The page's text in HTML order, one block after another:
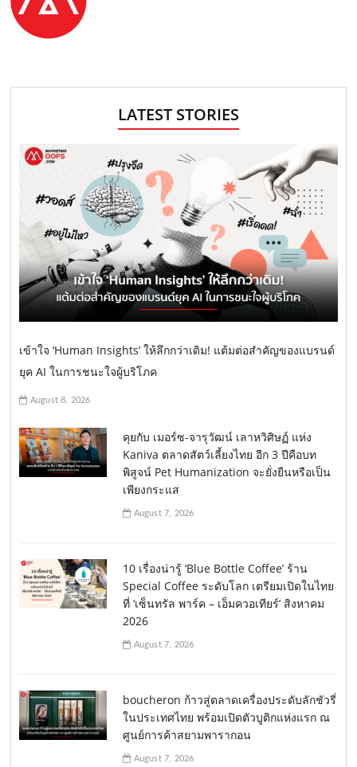
LATEST STORIES
เข้าใจ ‘Human Insights’ ให้ลึกกว่าเดิม! แต้มต่อสำคัญของแบรนด์
ยุค AI ในการชนะใจผู้บริโภค
August 8, 2026
คุยกับ เมอร์ซ-จารุวัฒน์ เลาหวิศิษฏ์ แห่ง
Kaniva ตลาดสัตว์เลี้ยงไทย อีก 3 ปีคือบท
พิสูจน์ Pet Humanization จะยั่งยืนหรือเป็น
เพียงกระแส
August 7, 2026
10 เรื่องน่ารู้ ‘Blue Bottle Coffee’ ร้าน
Special Coffee ระดับโลก เตรียมเปิดในไทย
ที่ ‘เซ็นทรัล พาร์ค – เอ็มควอเทียร์’ สิงหาคม
2026
August 7, 2026
boucheron ก้าวสู่ตลาดเครื่องประดับลักชัวรี่
ในประเทศไทย พร้อมเปิดตัวบูติกแห่งแรก ณ
ศูนย์การค้าสยามพารากอน
August 7, 2026